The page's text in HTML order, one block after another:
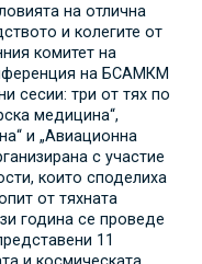
на отлична
и колегите от
комитет на
на БСАМКМ
сесии: три от тях по
медицина“,
и „Авиационна
с участие
които споделиха
от тяхната
година се проведе
11